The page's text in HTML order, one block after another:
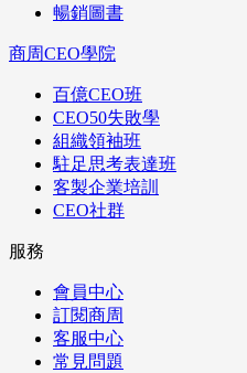
暢銷圖書
商周CEO學院
百億CEO班
CEO50失敗學
組織領袖班
駐足思考表達班
客製企業培訓
CEO社群
服務
會員中心
訂閱商周
客服中心
常見問題